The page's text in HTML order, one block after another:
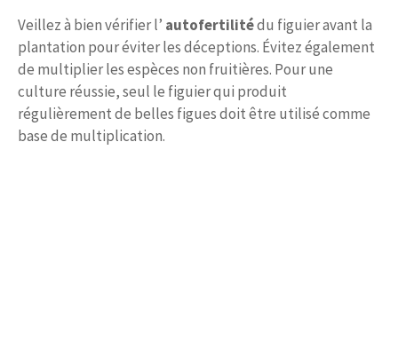
Veillez à bien vérifier l’ autofertilitédu figuier avant la
plantation pour éviter les déceptions. Évitez également
de multiplier les espèces non fruitières. Pour une
culture réussie, seul le figuier qui produit
régulièrement de belles figues doit être utilisé comme
base de multiplication.